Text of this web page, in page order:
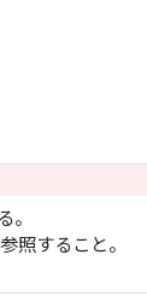
照すること。